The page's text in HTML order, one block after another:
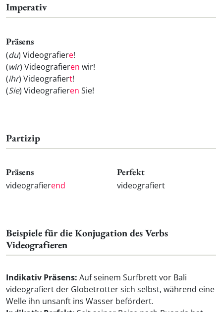
Imperativ
Präsens
(du) Videografiere!
(wir) Videografieren wir!
(ihr) Videografiert!
(Sie) Videografieren Sie!
Partizip
Präsens
videografierend
Perfekt
videografiert
Beispiele für die Konjugation des Verbs
Videografieren
Indikativ Präsens: Auf seinem Surfbrett vor Bali
videografiert der Globetrotter sich selbst, während eine
Welle ihn unsanft ins Wasser befördert.